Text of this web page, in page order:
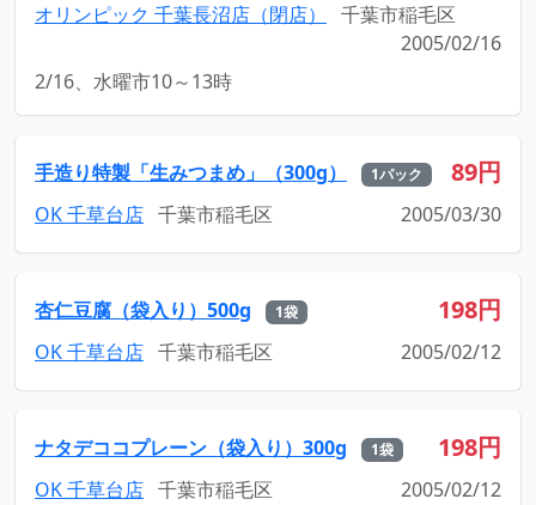
オリンピック 千葉長沼店（閉店）
千葉市稲毛区
2005/02/16
2/16、水曜市10～13時
手造り特製「生みつまめ」（300g） 1パック 89円
OK 千草台店 千葉市稲毛区 2005/03/30
杏仁豆腐（袋入り）500g 1袋 198円
OK 千草台店 千葉市稲毛区 2005/02/12
ナタデココプレーン（袋入り）300g 1袋 198円
OK 千草台店 千葉市稲毛区 2005/02/12